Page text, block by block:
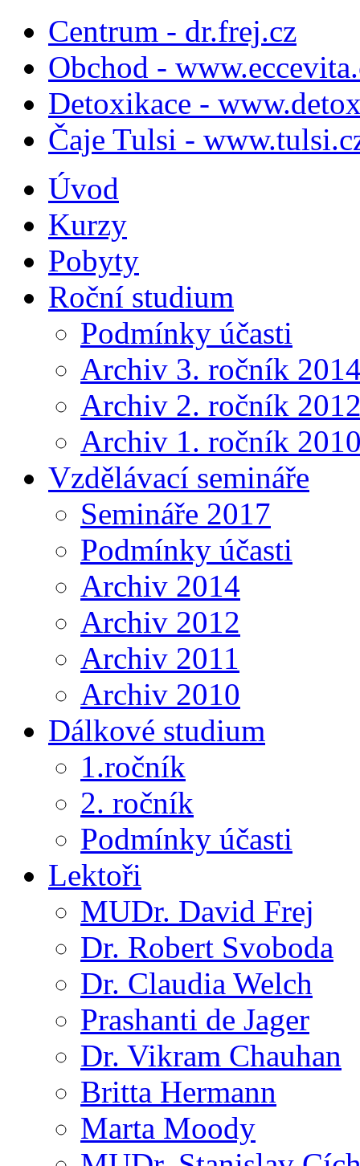
Centrum - dr.frej.cz
Obchod -
Detoxikace -
Čaje Tulsi -
Úvod
Kurzy
Pobyty
Roční studium
Podmínky účasti
Archiv 3. ročník
Archiv 2. ročník
Archiv 1. ročník
Vzdělávací semináře
Semináře 2017
Podmínky účasti
Archiv 2014
Archiv 2012
Archiv 2011
Archiv 2010
Dálkové studium
1.ročník
2. ročník
Podmínky účasti
Lektoři
MUDr. David Frej
Dr. Robert Svoboda
Dr. Claudia Welch
Prashanti de Jager
Dr. Vikram Chauhan
Britta Hermann
Marta Moody